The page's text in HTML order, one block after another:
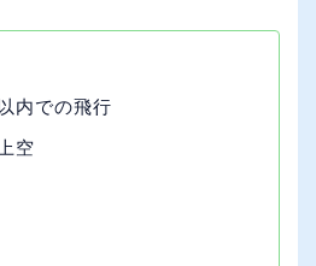
内での飛行
空